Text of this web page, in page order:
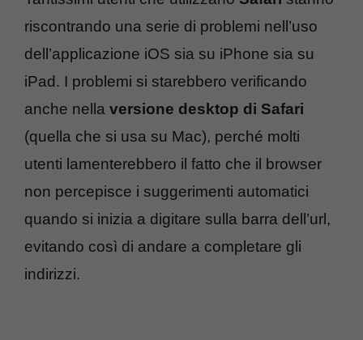
riscontrando una serie di problemi nell’uso
dell’applicazione iOS sia su iPhone sia su
iPad. I problemi si starebbero verificando
anche nella versione desktop di Safari
(quella che si usa su Mac), perché molti
utenti lamenterebbero il fatto che il browser
non percepisce i suggerimenti automatici
quando si inizia a digitare sulla barra dell’url,
evitando così di andare a completare gli
indirizzi.